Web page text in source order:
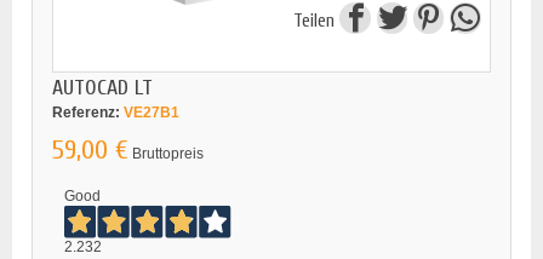
Teilen
AUTOCAD LT
Referenz: VE27B1
59,00 € Bruttopreis
Good
2.232